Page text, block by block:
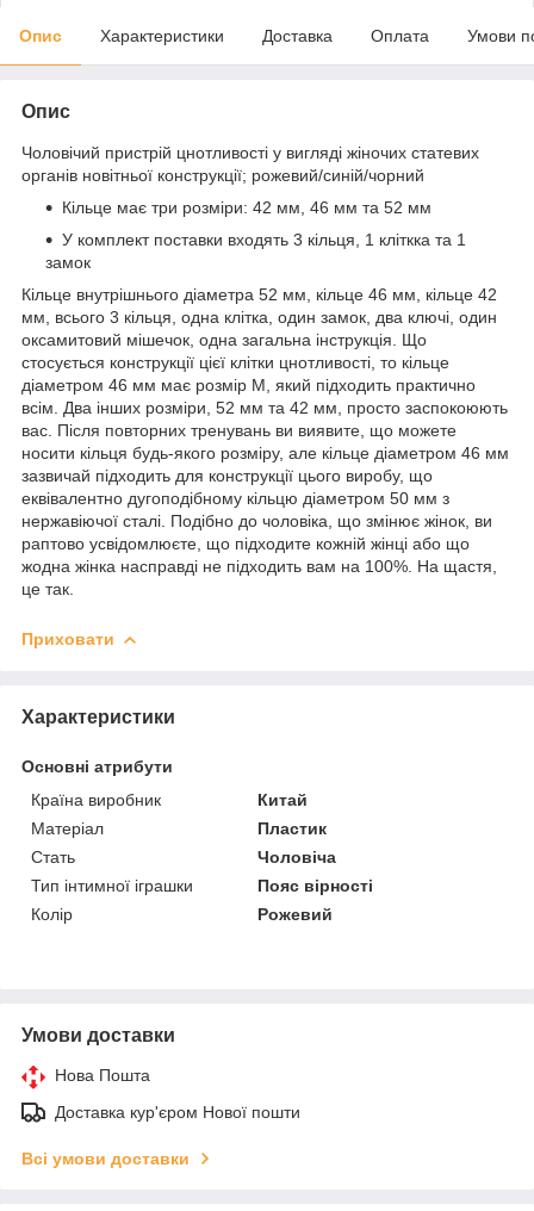
Опис Характеристики Доставка Оплата Умови
Опис
Чоловічий пристрій цнотливості у вигляді жіночих статевих
органів новітньої конструкції; рожевий/синій/чорний
Кільце має три розміри: 42 мм, 46 мм та 52 мм
У комплект поставки входять 3 кільця, 1 кліткка та 1
замок
Кільце внутрішнього діаметра 52 мм, кільце 46 мм, кільце 42
мм, всього 3 кільця, одна клітка, один замок, два ключі, один
оксамитовий мішечок, одна загальна інструкція. Що
стосується конструкції цієї клітки цнотливості, то кільце
діаметром 46 мм має розмір M, який підходить практично
всім. Два інших розміри, 52 мм та 42 мм, просто заспокоюють
вас. Після повторних тренувань ви виявите, що можете
носити кільця будь-якого розміру, але кільце діаметром 46 мм
зазвичай підходить для конструкції цього виробу, що
еквівалентно дугоподібному кільцю діаметром 50 мм з
нержавіючої сталі. Подібно до чоловіка, що змінює жінок, ви
раптово усвідомлюєте, що підходите кожній жінці або що
жодна жінка насправді не підходить вам на 100%. На щастя,
це так.
Приховати
Характеристики
Основні атрибути
Країна виробник
Китай
Матеріал
Пластик
Стать
Чоловіча
Тип інтимної іграшки
Пояс вірності
Колір
Рожевий
Умови доставки
Нова Пошта
Доставка кур'єром Нової пошти
Всі умови доставки